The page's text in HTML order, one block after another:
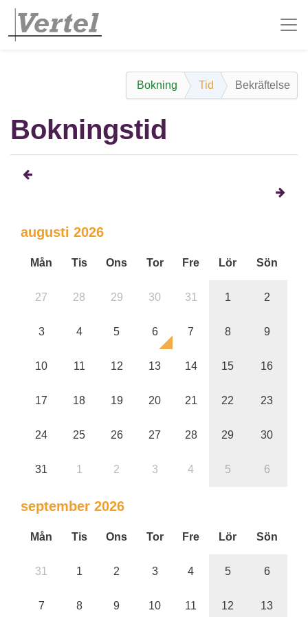
Bokning Tid Bekräftelse
Bokningstid
augusti 2026
Mån Tis Ons Tor Fre Lör Sön
27 28 29 30 31 1 2
3 4 5 6 7 8 9
10 11 12 13 14 15 16
17 18 19 20 21 22 23
24 25 26 27 28 29 30
31 1 2 3 4 5 6
september 2026
Mån Tis Ons Tor Fre Lör Sön
31 1 2 3 4 5 6
7 8 9 10 11 12 13